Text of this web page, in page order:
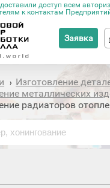
доступ всем
к контактам
Заявка
› Изготовление
металлических
радиаторов